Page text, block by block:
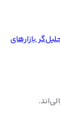
بازارهای